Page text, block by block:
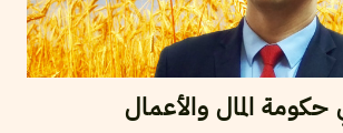
المال والأعمال